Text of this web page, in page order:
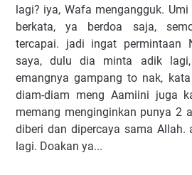
lagi? iya, Wafa mengangguk.
berkata, ya berdoa saja,
tercapai. jadi ingat permintaan
saya, dulu dia minta adik lagi,
emangnya gampang to nak,
diam-diam meng Aamiini juga
memang menginginkan punya 2
diberi dan dipercaya sama Allah.
lagi. Doakan ya...